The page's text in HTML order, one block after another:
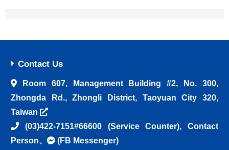
Contact Us
Room 607, Management Building #2, No. 300,
Zhongda Rd., Zhongli District, Taoyuan City 320,
Taiwan
(03)422-7151#66600(Service Counter), Contact
Person、
(FB Messenger)